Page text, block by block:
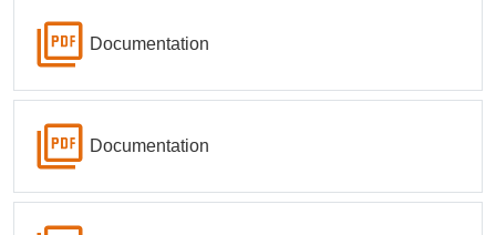
Documentation
Documentation